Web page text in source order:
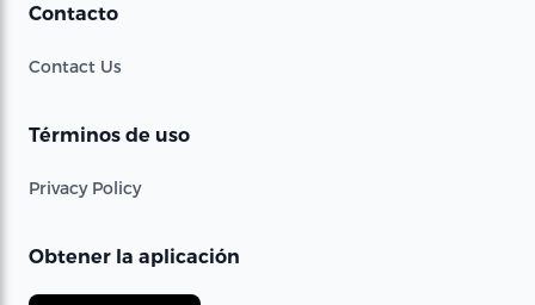
Contacto
Contact Us
Términos de uso
Privacy Policy
Obtener la aplicación